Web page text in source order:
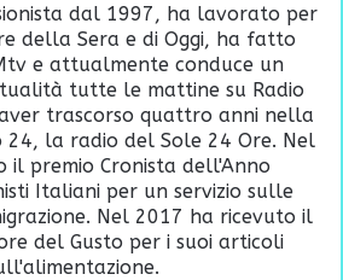
dal 1997, ha lavorato per
della Sera e di Oggi, ha fatto
e attualmente conduce un
tutte le mattine su Radio
trascorso quattro anni nella
24, la radio del Sole 24 Ore. Nel
il premio Cronista dell'Anno
Italiani per un servizio sulle
Nel 2017 ha ricevuto il
del Gusto per i suoi articoli